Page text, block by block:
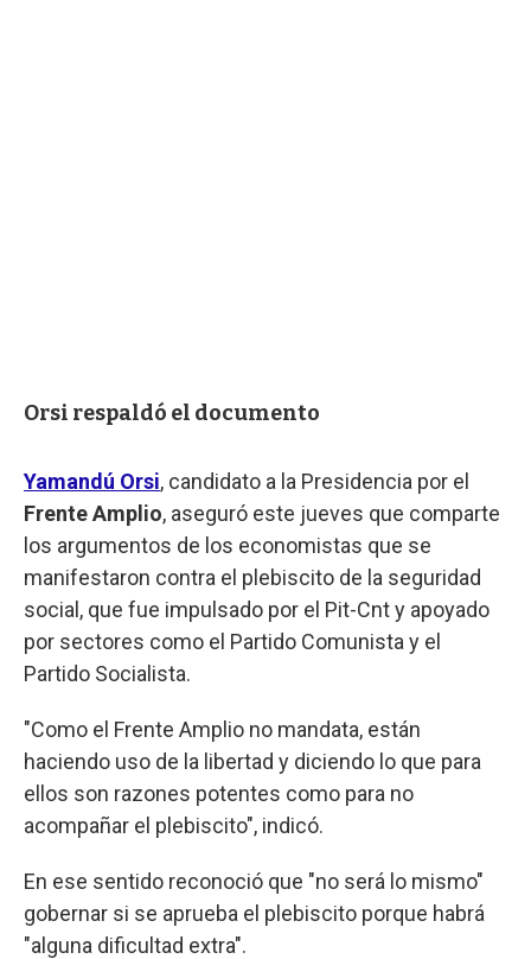
Orsi respaldó el documento
Yamandú Orsi, candidato a la Presidencia por el
Frente Amplio, aseguró este jueves que comparte
los argumentos de los economistas que se
manifestaron contra el plebiscito de la seguridad
social, que fue impulsado por el Pit-Cnt y apoyado
por sectores como el Partido Comunista y el
Partido Socialista.
"Como el Frente Amplio no mandata, están
haciendo uso de la libertad y diciendo lo que para
ellos son razones potentes como para no
acompañar el plebiscito", indicó.
En ese sentido reconoció que "no será lo mismo"
gobernar si se aprueba el plebiscito porque habrá
"alguna dificultad extra".